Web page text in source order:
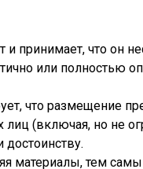
и принимает, что он
или полностью
что размещение
лиц (включая, но не
достоинству.
материалы, тем